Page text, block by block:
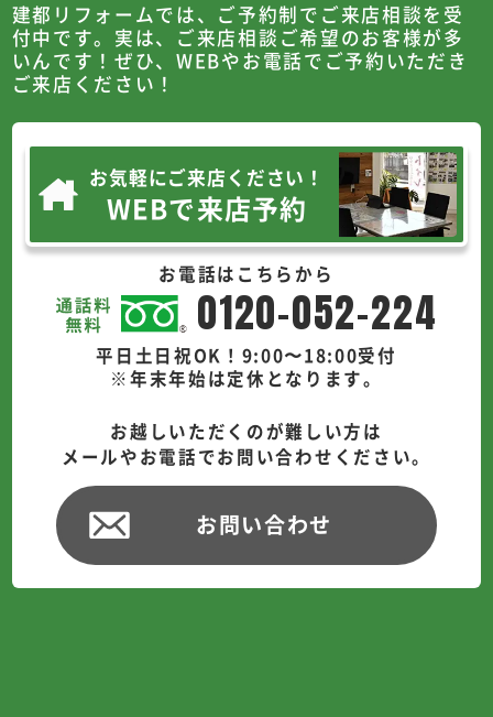
建都リフォームでは、ご予約制でご来店相談を受
付中です。 実は、ご来店相談ご希望のお客様が多
いんです！ぜひ、WEBやお電話でご予約いただき
ご来店ください！
お気軽にご来店ください！
WEBで来店予約
お電話はこちらから
0120-052-224
平日土日祝OK！9:00〜18:00受付
※年末年始は定休となります。
お越しいただくのが難しい方は
メールやお電話でお問い合わせください。
お問い合わせ